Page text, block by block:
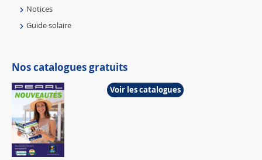
Notices
Guide solaire
Nos catalogues gratuits
Voir les catalogues